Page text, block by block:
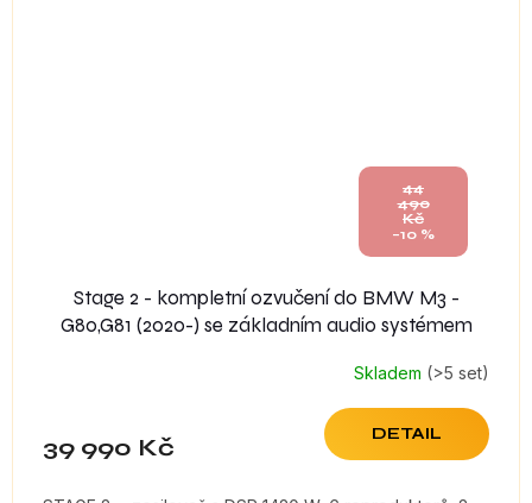
44
490
Kč
–10 %
Stage 2 - kompletní ozvučení do BMW M3 -
G80,G81 (2020-) se základním audio systémem
Skladem (>5 set)
39 990 Kč DETAIL